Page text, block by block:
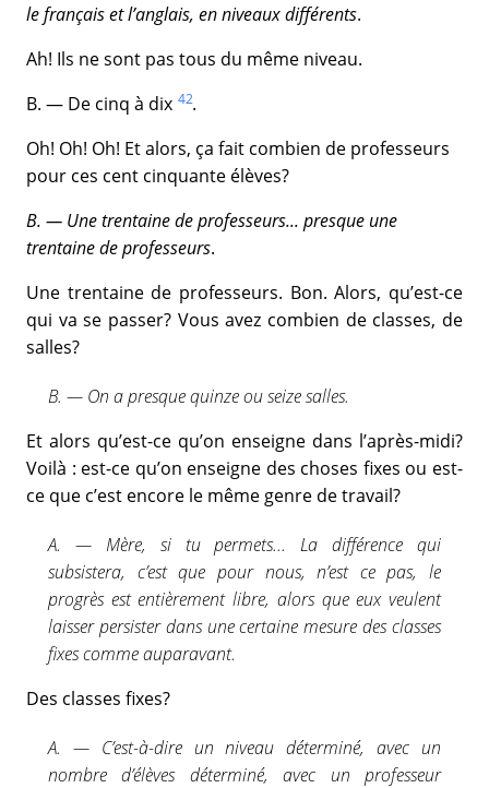
le français et l’anglais, en niveaux différents.
Ah! Ils ne sont pas tous du même niveau.
B. — De cinq à dix 42.
Oh! Oh! Oh! Et alors, ça fait combien de professeurs
pour ces cent cinquante élèves?
B. — Une trentaine de professeurs... presque une
trentaine de professeurs.
Une trentaine de professeurs. Bon. Alors, qu’est-ce
qui va se passer? Vous avez combien de classes, de
salles?
B. — On a presque quinze ou seize salles.
Et alors qu’est-ce qu’on enseigne dans l’après-midi?
Voilà : est-ce qu’on enseigne des choses fixes ou est-
ce que c’est encore le même genre de travail?
A. — Mère, si tu permets... La différence qui
subsistera, c’est que pour nous, n’est ce pas, le
progrès est entièrement libre, alors que eux veulent
laisser persister dans une certaine mesure des classes
fixes comme auparavant.
Des classes fixes?
A. — C’est-à-dire un niveau déterminé, avec un
nombre d’élèves déterminé, avec un professeur